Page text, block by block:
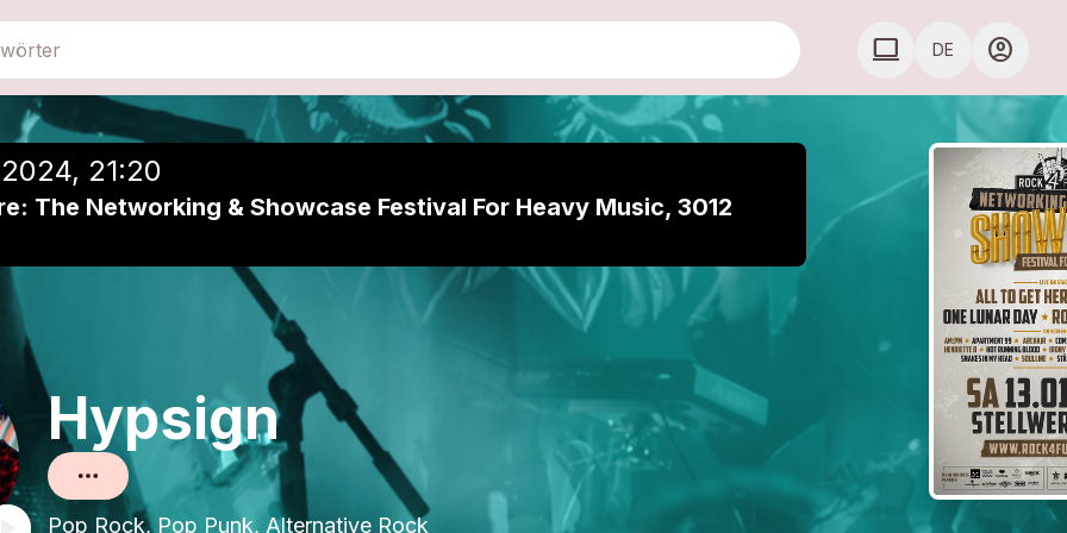
COMPUTER
computer DE account_circle
21:20
The Networking & Showcase Festival For Heavy Music, 3012
Hypsign
Pop Rock, Pop Punk, Alternative Rock
Einer Playlist hinzufügen